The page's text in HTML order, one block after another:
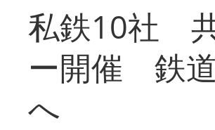
私鉄10社
ー開催 鉄
へ